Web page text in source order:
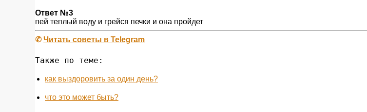
Ответ №3
пей теплый воду и грейся печки и она пройдет
✆Читать советы в Telegram
Также по теме:
как выздоровить за один день?
что это может быть?